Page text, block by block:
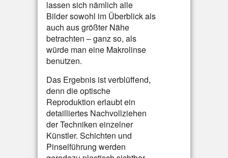
lassen sich nämlich alle
Bilder sowohl im Überblick als
auch aus größter Nähe
betrachten – ganz so, als
würde man eine Makrolinse
benutzen.
Das Ergebnis ist verblüffend,
denn die optische
Reproduktion erlaubt ein
detailliertes Nachvollziehen
der Techniken einzelner
Künstler. Schichten und
Pinselführung werden